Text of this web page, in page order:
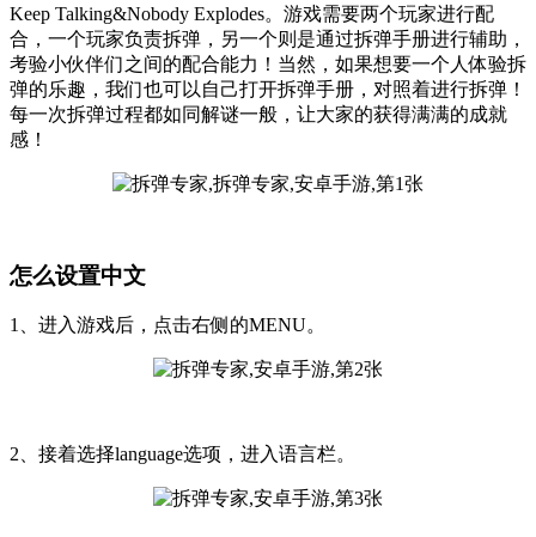
Keep Talking&Nobody Explodes。游戏需要两个玩家进行配
合，一个玩家负责拆弹，另一个则是通过拆弹手册进行辅助，
考验小伙伴们之间的配合能力！当然，如果想要一个人体验拆
弹的乐趣，我们也可以自己打开拆弹手册，对照着进行拆弹！
每一次拆弹过程都如同解谜一般，让大家的获得满满的成就
感！
怎么设置中文
1、进入游戏后，点击右侧的MENU。
2、接着选择language选项，进入语言栏。